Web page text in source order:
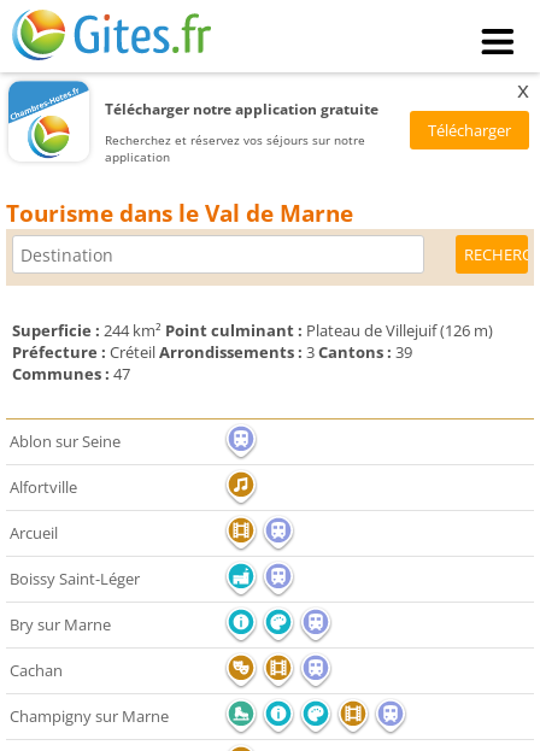
Télécharger notre application gratuite
Recherchez et réservez vos séjours sur notre
application
x
Tourisme dans le Val de Marne
Superficie : 244 km² Point culminant : Plateau de Villejuif (126 m)
Préfecture : CréteilArrondissements : 3Cantons : 39
Communes : 47
Ablon sur Seine
Alfortville
Arcueil
Boissy Saint-Léger
Bry sur Marne
Cachan
Champigny sur Marne